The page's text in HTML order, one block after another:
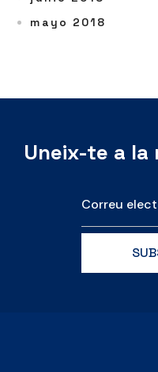
mayo 2018
Uneix-te a